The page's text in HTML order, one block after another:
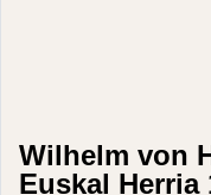
Wilhelm von
Euskal Herria